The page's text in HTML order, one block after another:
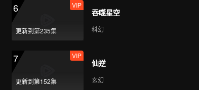
6
更新到第235集
VIP
吞噬星空
科幻
7
更新到第152集
VIP
仙逆
玄幻